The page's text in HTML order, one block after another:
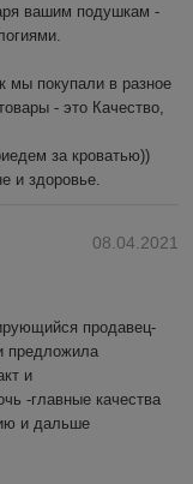
вашим подушкам -
мы покупали в разное
- это Качество,
за кроватью))
и здоровье.
08.04.2021
продавец-
предложила
и
-главные качества
и дальше